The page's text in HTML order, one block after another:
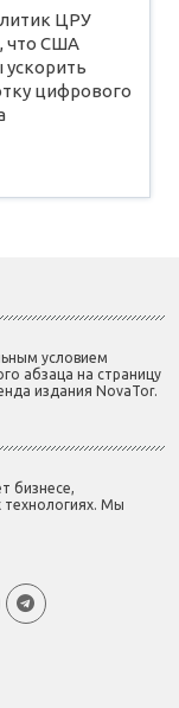
ЦРУ
что США
цифрового
условием
абзаца на страницу
издания NovaTor.
бизнесе,
технологиях. Мы